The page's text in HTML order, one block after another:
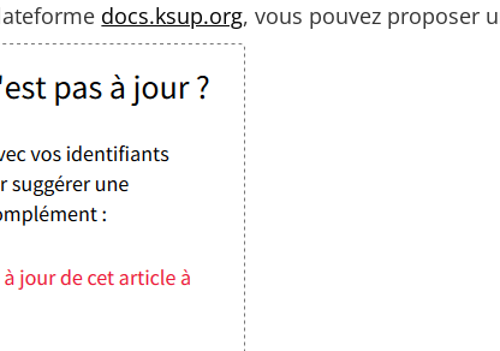
docs.ksup.org, vous pouvez proposer